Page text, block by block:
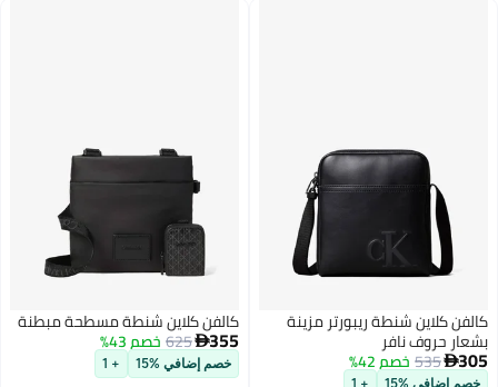
كالفن كلاين شنطة ريبورتر مزينة
بشعار حروف نافر
305
535خصم 42%
خصم إضافي %15 + 1
كالفن كلاين شنطة مسطحة مبطنة
355
625خصم 43%
خصم إضافي %15 + 1